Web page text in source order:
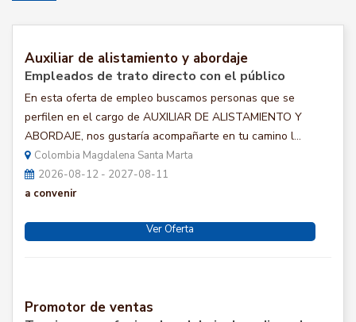
Auxiliar de alistamiento y abordaje
Empleados de trato directo con el público
En esta oferta de empleo buscamos personas que se
perfilen en el cargo de AUXILIAR DE ALISTAMIENTO Y
ABORDAJE, nos gustaría acompañarte en tu camino l...
Colombia Magdalena Santa Marta
2026-08-12 - 2027-08-11
a convenir
Ver Oferta
Promotor de ventas